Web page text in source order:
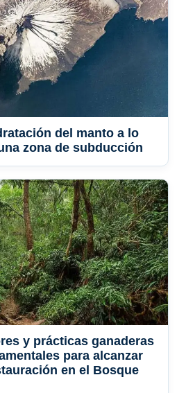
del manto a lo
zona de subducción
y prácticas ganaderas
para alcanzar
en el Bosque